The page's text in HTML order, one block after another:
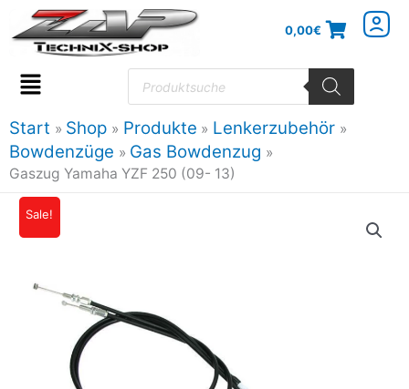
Inhalt
springen
0,00€
Flyout
Menu
Products
search
Start Shop Produkte
Lenkerzubehör
Bowdenzüge
Gas Bowdenzug
Gaszug Yamaha YZF 250 (09- 13)
Sale!
28,56€
Aktueller
Gaszug
Yamaha